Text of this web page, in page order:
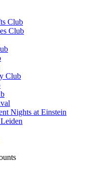
Club
Club
Club
Nights at Einstein